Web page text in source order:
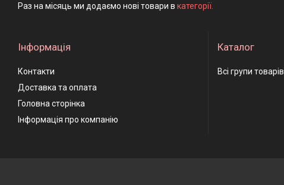
Раз на місяць ми додаємо нові товари в категорії.
Інформація
Контакти
Доставка та оплата
Головна сторінка
Інформація про компанію
Каталог
Всі групи товарів